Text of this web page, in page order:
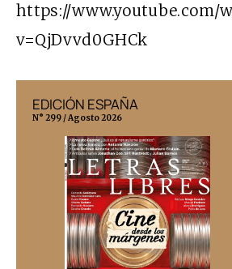
https://www.youtube.com/
v=QjDvvd0GHCk
EDICIÓN ESPAÑA
N° 299 / Agosto 2026